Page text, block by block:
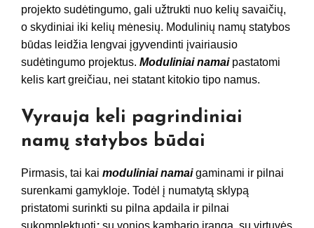
projekto sudėtingumo, gali užtrukti nuo kelių savaičių,
o skydiniai iki kelių mėnesių. Modulinių namų statybos
būdas leidžia lengvai įgyvendinti įvairiausio
sudėtingumo projektus. Moduliniai namai pastatomi
kelis kart greičiau, nei statant kitokio tipo namus.
Vyrauja keli pagrindiniai
namų statybos būdai
Pirmasis, tai kai moduliniai namaigaminami ir pilnai
surenkami gamykloje. Todėl į numatytą sklypą
pristatomi surinkti su pilna apdaila ir pilnai
sukomplektuoti: su vonios kambario įranga, su virtuvės